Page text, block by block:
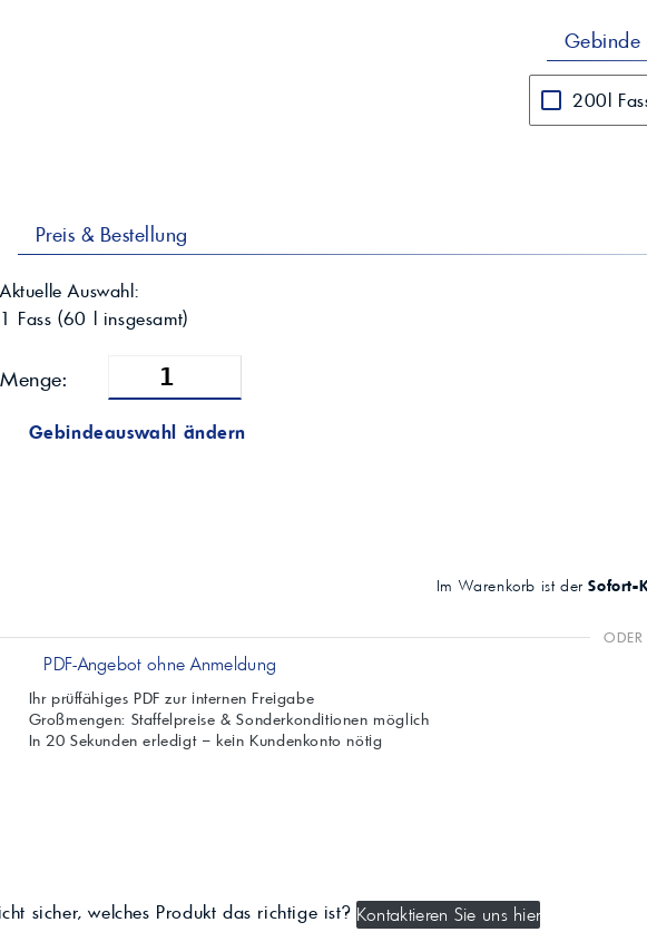
Gebinde
200l
Preis & Bestellung
Aktuelle Auswahl:
1 Fass (60 l insgesamt)
Menge:
Gebindeauswahl ändern
Im Warenkorb ist derSofort-
ODER
PDF-Angebot ohne Anmeldung
Ihr prüffähiges PDF zur internen Freigabe
Großmengen: Staffelpreise & Sonderkonditionen möglich
In 20 Sekunden erledigt – kein Kundenkonto nötig
sicher, welches Produkt das richtige ist? Kontaktieren Sie uns hier